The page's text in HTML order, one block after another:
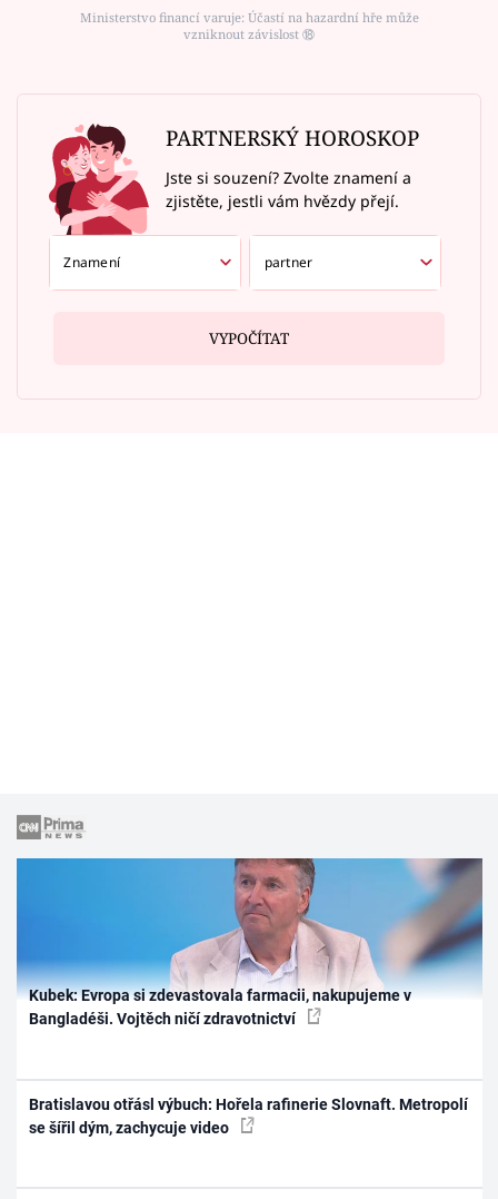
Ministerstvo financí varuje: Účastí na hazardní hře může
vzniknout závislost ⑱
PARTNERSKÝ HOROSKOP
Jste si souzení? Zvolte znamení a
zjistěte, jestli vám hvězdy přejí.
VYPOČÍTAT
Kubek: Evropa si zdevastovala farmacii, nakupujeme v
Bangladéši. Vojtěch ničí zdravotnictví
Bratislavou otřásl výbuch: Hořela rafinerie Slovnaft. Metropolí
se šířil dým, zachycuje video